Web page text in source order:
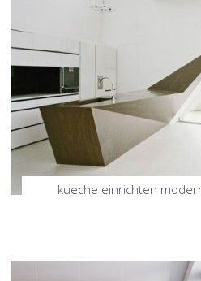
kueche einrichten